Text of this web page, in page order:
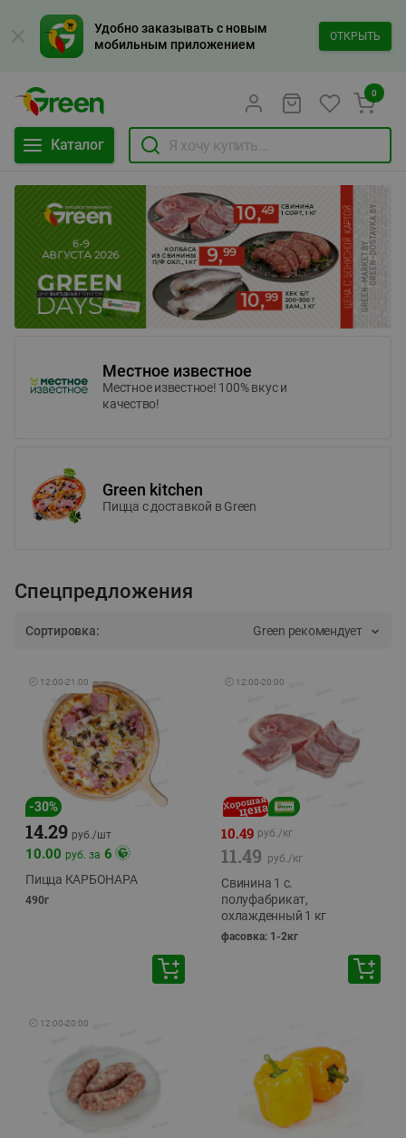
Удобно заказывать с новым
мобильным приложением
ОТКРЫТЬ
Каталог
0
Местное известное
Местное известное! 100% вкус и
качество!
Green kitchen
Пицца c доставкой в Green
Спецпредложения
Сортировка: Green рекомендует
🕘 12:00-21:00
-30%
14.29 руб./шт
10.00 руб. за 6
Пицца КАРБОНАРА
490г
🕘 12:00-20:00
10.49 руб./кг
11.49 руб./кг
Свинина 1 с.
полуфабрикат,
охлажденный 1 кг
фасовка: 1-2кг
🕘 12:00-20:00